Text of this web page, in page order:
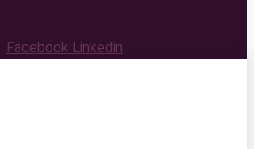
Facebook Linkedin